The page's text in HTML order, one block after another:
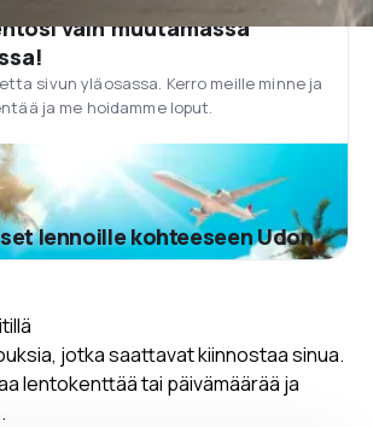
vain muutamassa
sivun yläosassa. Kerro meille minne ja
ja me hoidamme loput.
lennoille kohteeseen Udon
jotka saattavat kiinnostaa sinua.
lentokenttää tai päivämäärää ja